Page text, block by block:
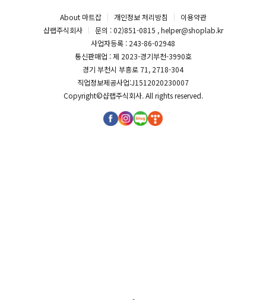
About 마트잡 개인정보 처리방침
이용약관
샵랩주식회사
문의 : 02)851-0815 , helper@shoplab.kr
사업자등록 : 243-86-02948
통신판매업 : 제 2023-경기부천-3990호
경기 부천시 부흥로 71, 2718-304
직업정보제공사업:J1512020230007
Copyright©샵랩주식회사. All rights reserved.